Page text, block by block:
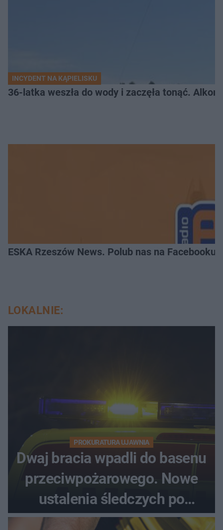
INCYDENT NA KĄPIELISKU
36-latka weszła do wody i zaczęła tonąć.
ESKA Rzeszów News. Polub nas na Facebooku!
LOKALNIE:
PROKURATURA UJAWNIA
Dwaj bracia wpadli do basenu
przeciwpożarowego. Nowe
ustalenia śledczych po
dramatycznej akcji